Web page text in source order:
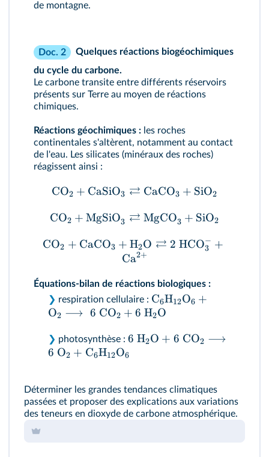
de montagne.
Doc. 2
Quelques réactions biogéochimiques
du cycle du carbone.
Le carbone transite entre différents réservoirs
présents sur Terre au moyen de réactions
chimiques.
Réactions géochimiques : les roches
continentales s'altèrent, notamment au contact
de l'eau. Les silicates (minéraux des roches)
réagissent ainsi :
CO2 + CaSiO3 ⇄ CaCO3 + SiO2
CO2 + MgSiO3 ⇄ MgCO3 + SiO2
CO2 + CaCO3 + H2O ⇄ 2 HCO3
− +
Ca2+
Équations-bilan de réactions biologiques :
❯ respiration cellulaire : C6H12O6 +
O2 ⟶ 6 CO2 + 6 H2O
❯ photosynthèse : 6 H2O + 6 CO2 ⟶
6 O2 + C6H12O6
Déterminer les grandes tendances climatiques
passées et proposer des explications aux variations
des teneurs en dioxyde de carbone atmosphérique.